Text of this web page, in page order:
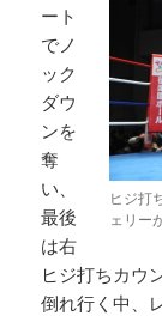
ヒジ打
ェリー
ート
でノ
ック
ダウ
ンを
奪
い、
最後
は右
ヒジ打ちカウ
倒れ行く中、